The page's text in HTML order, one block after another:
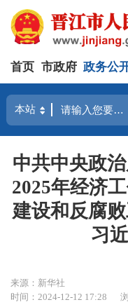
首页 市政府 政务公
中共中央政
2025年经济
建设和反腐
习
来源：新华社
时间：2024-12-12 17:28